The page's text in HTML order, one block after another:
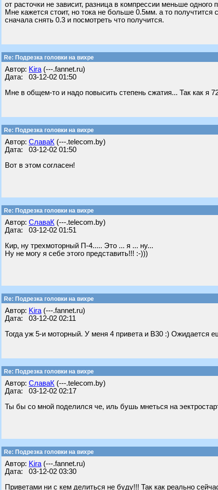
от расточки не зависит, разница в компрессии меньше одного
Мне кажется стоит, но тока не больше 0.5мм. а то
сначала снять 0.3 и посмотреть что получится.
Re: Подрезка головки на вихре
Автор: Kira (---.fannet.ru)
Дата: 03-12-02 01:50
Мне в общем-то и надо повысить степень сжатия... Так как я
Re: Подрезка головки на вихре
Автор: СлаваК (---.telecom.by)
Дата: 03-12-02 01:50
Вот в этом согласен!
Re: Подрезка головки на вихре
Автор: СлаваК (---.telecom.by)
Дата: 03-12-02 01:51
Кир, ну трехмоторный П-4..... Это ... я ... ну...
Ну не могу я себе этого представить!!! :-)))
Re: Подрезка головки на вихре
Автор: Kira (---.fannet.ru)
Дата: 03-12-02 02:11
Тогда уж 5-и моторный. У меня 4 привета и В30 :) Ожидается
Re: Подрезка головки на вихре
Автор: СлаваК (---.telecom.by)
Дата: 03-12-02 02:17
Ты бы со мной поделился че, иль бушь мнеться на
Re: Подрезка головки на вихре
Автор: Kira (---.fannet.ru)
Дата: 03-12-02 03:30
Приветами ни с кем делиться не буду!!! Так как реально